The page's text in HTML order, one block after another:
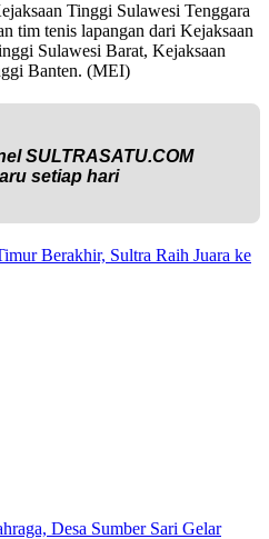
Tinggi Sulawesi Tenggara
tim tenis lapangan dari Kejaksaan
Sulawesi Barat, Kejaksaan
Banten. (MEI)
SULTRASATU.COM
setiap hari
Berakhir, Sultra Raih Juara ke
Desa Sumber Sari Gelar